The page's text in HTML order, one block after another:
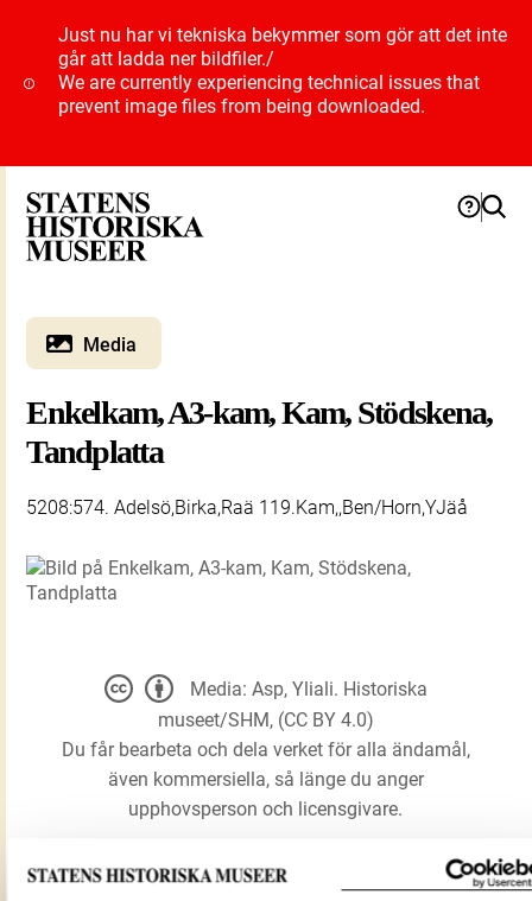
Just nu har vi tekniska bekymmer som gör att det inte
går att ladda ner bildfiler./
We are currently experiencing technical issues that
prevent image files from being downloaded.
Media
Enkelkam, A3-kam, Kam, Stödskena,
Tandplatta
5208:574. Adelsö,Birka,Raä 119.Kam,,Ben/Horn,YJäå
Media: Asp, Yliali. Historiska
museet/SHM, (CC BY 4.0)
Du får bearbeta och dela verket för alla ändamål,
även kommersiella, så länge du anger
upphovsperson och licensgivare.
LADDA NER MEDIA